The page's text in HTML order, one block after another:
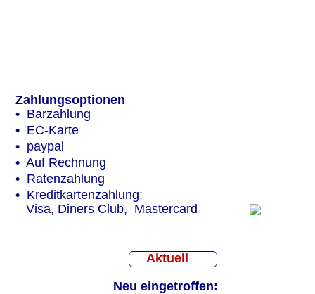
  Aktuell
Neu eingetroffen:
Zahlungsoptionen
•  Barzahlung
•  EC-Karte
•  paypal
•  Auf Rechnung
•  Ratenzahlung
•  Kreditkartenzahlung:
   Visa, Diners Club,  Mastercard